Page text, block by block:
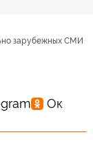
зарубежных СМИ